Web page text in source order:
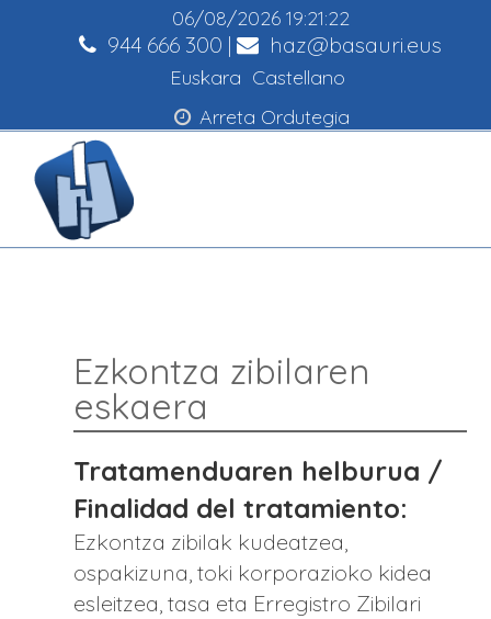
06/08/2026 19:21:23
944 666 300 | haz@basauri.eus
Euskara Castellano
Arreta Ordutegia
Ezkontza zibilaren
eskaera
Tratamenduaren helburua /
Finalidad del tratamiento:
Ezkontza zibilak kudeatzea,
ospakizuna, toki korporazioko kidea
esleitzea, tasa eta Erregistro Zibilari